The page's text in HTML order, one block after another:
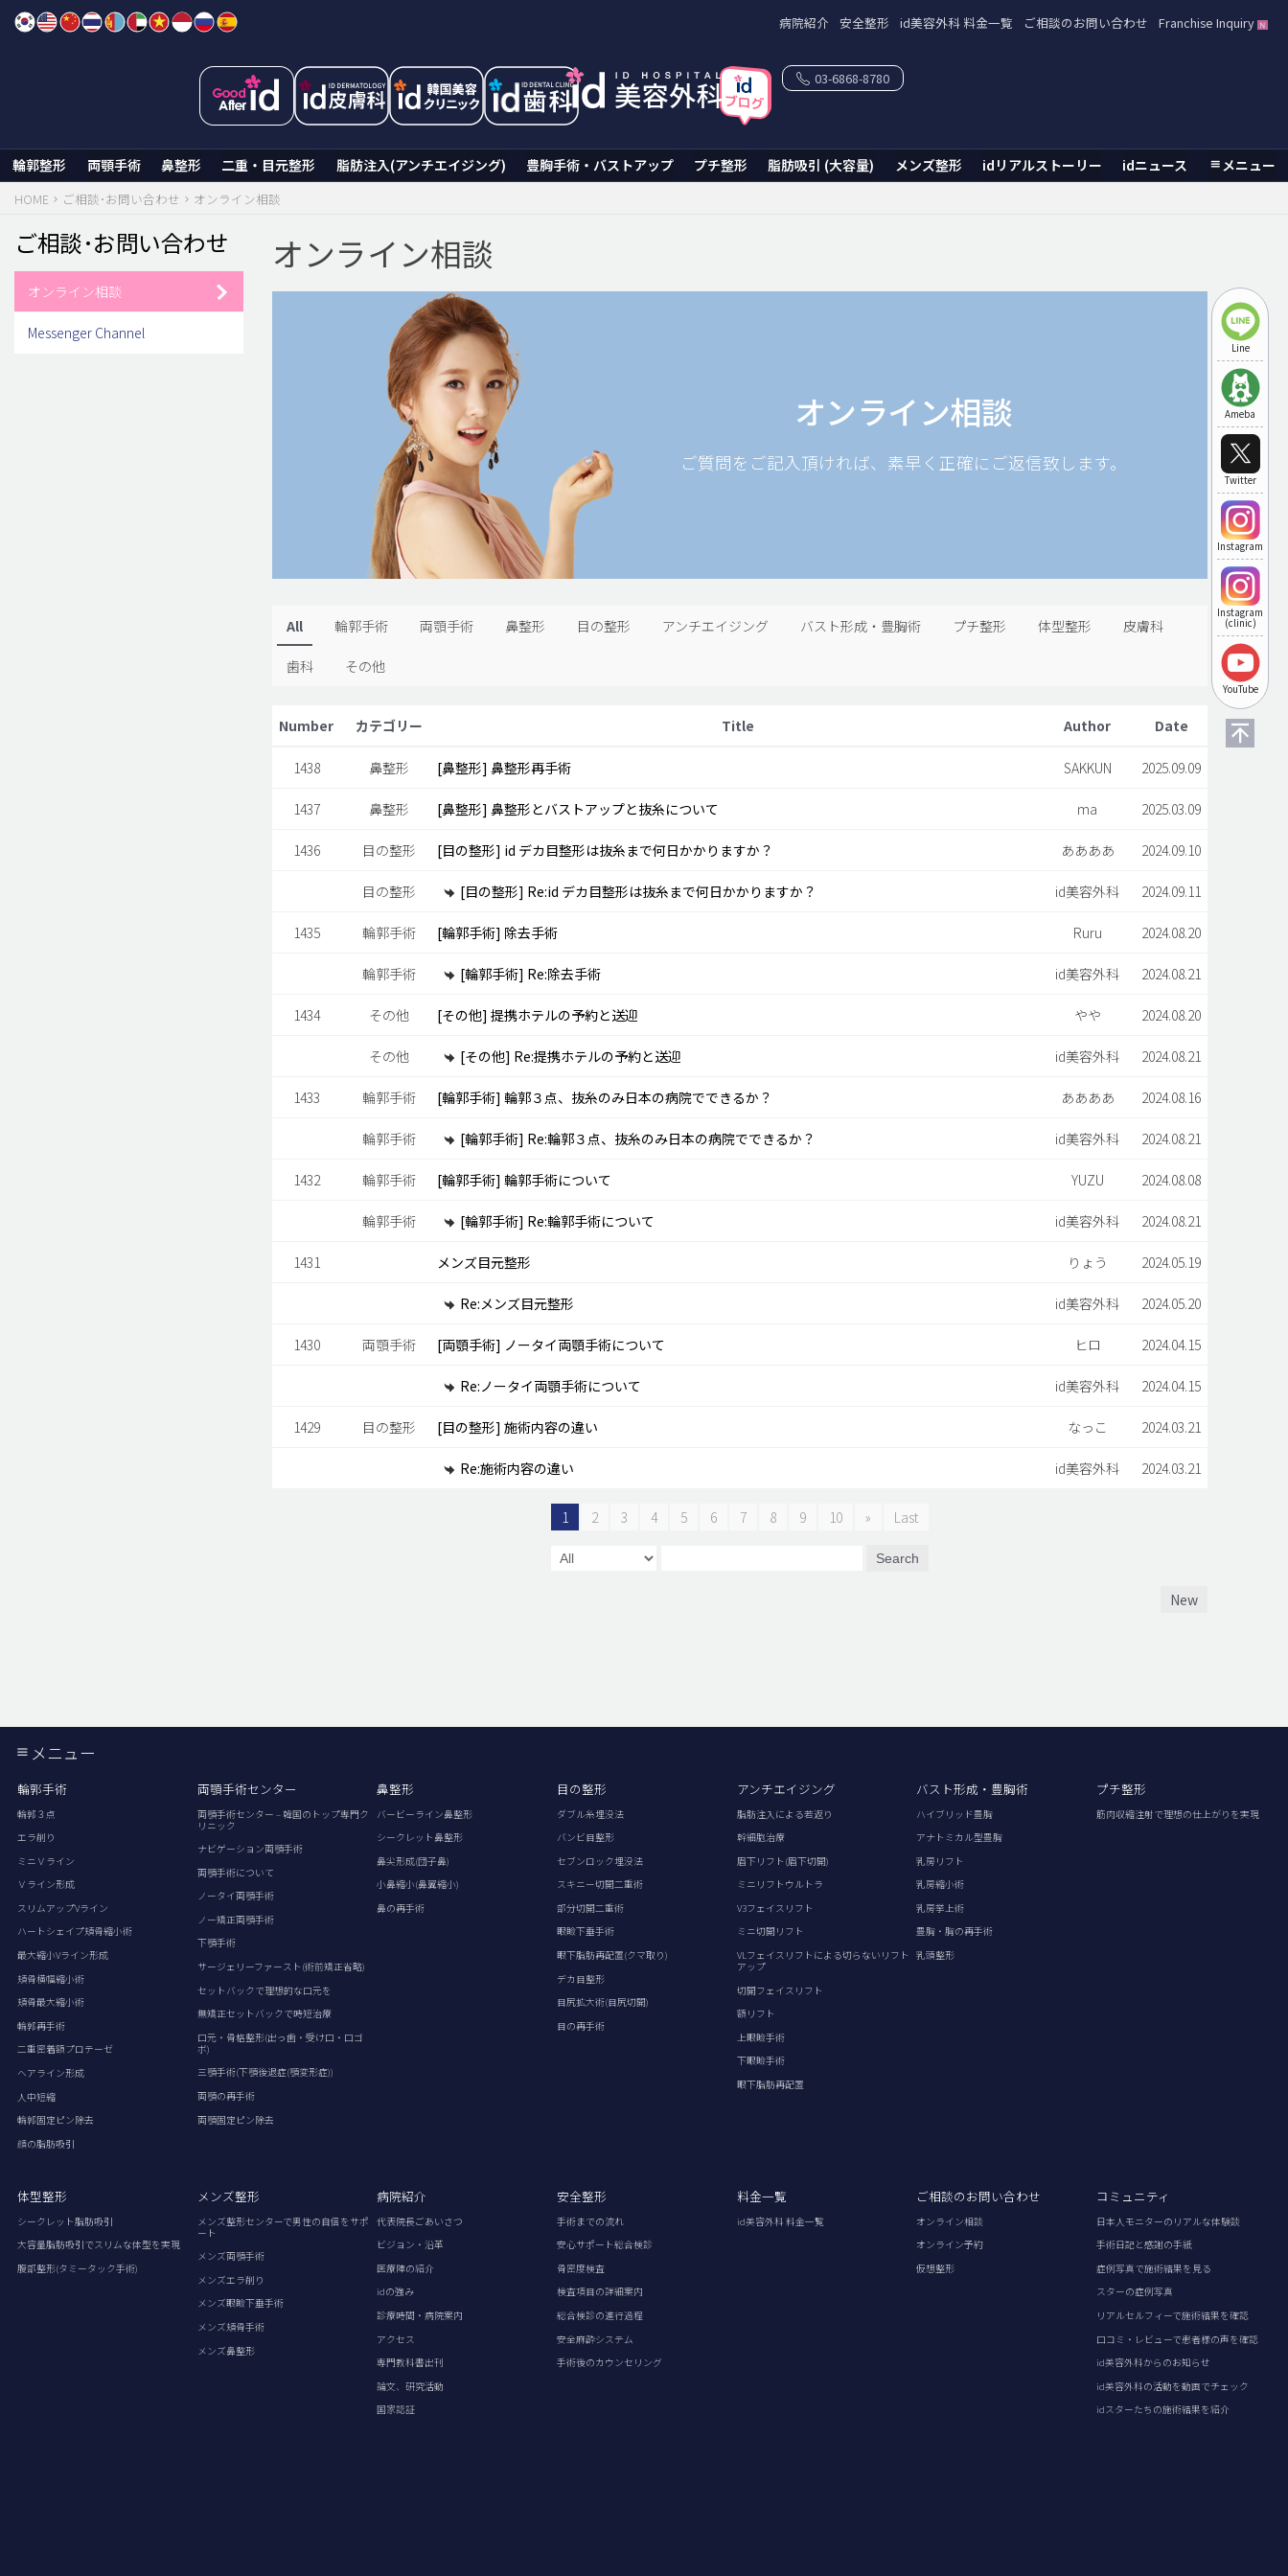
Skip
病院紹介 安全整形 id美容外科 料金一覧 ご相談のお問い合わせ Franchise Inquiry
輪郭整形 両顎手術 鼻整形 二重・目元整形 脂肪注入(アンチエイジング) 豊胸手術・バストアップ プチ整形 脂肪吸引 (大容量) メンズ整形 idリアルストーリー idニュース メニュー
03-6868-8780
Line
Ameba
Twitter
Instagram
Instagram
(clinic)
YouTube
HOME ご相談･お問い合わせ オンライン相談
オンライン相談
オンライン相談
ご質問をご記入頂ければ、素早く正確にご返信致します。
All 輪郭手術 両顎手術 鼻整形 目の整形 アンチエイジング バスト形成・豊胸術 プチ整形 体型整形 皮膚科
歯科 その他
Number カテゴリー Title Author Date
1438 鼻整形 [鼻整形] 鼻整形再手術 SAKKUN 2025.09.09
1437 鼻整形 [鼻整形] 鼻整形とバストアップと抜糸について ma 2025.03.09
1436 目の整形 [目の整形] id デカ目整形は抜糸まで何日かかりますか？ ああああ 2024.09.10
目の整形 [目の整形] Re:id デカ目整形は抜糸まで何日かかりますか？ id美容外科 2024.09.11
1435 輪郭手術 [輪郭手術] 除去手術 Ruru 2024.08.20
輪郭手術 [輪郭手術] Re:除去手術 id美容外科 2024.08.21
1434 その他 [その他] 提携ホテルの予約と送迎 やや 2024.08.20
その他 [その他] Re:提携ホテルの予約と送迎 id美容外科 2024.08.21
1433 輪郭手術 [輪郭手術] 輪郭３点、抜糸のみ日本の病院でできるか？ ああああ 2024.08.16
輪郭手術 [輪郭手術] Re:輪郭３点、抜糸のみ日本の病院でできるか？ id美容外科 2024.08.21
1432 輪郭手術 [輪郭手術] 輪郭手術について YUZU 2024.08.08
輪郭手術 [輪郭手術] Re:輪郭手術について id美容外科 2024.08.21
1431 メンズ目元整形 りょう 2024.05.19
Re:メンズ目元整形 id美容外科 2024.05.20
1430 両顎手術 [両顎手術] ノータイ両顎手術について ヒロ 2024.04.15
Re:ノータイ両顎手術について id美容外科 2024.04.15
1429 目の整形 [目の整形] 施術内容の違い なっこ 2024.03.21
Re:施術内容の違い id美容外科 2024.03.21
1 2 3 4 5 6 7 8 9 10 » Last
Search
New
ご相談･お問い合わせ
オンライン相談
Messenger Channel
メニュー
輪郭手術
輪郭３点
エラ削り
ミニＶライン
Ｖライン形成
スリムアップVライン
ハートシェイプ頬骨縮小術
最大縮小Vライン形成
頬骨横幅縮小術
頬骨最大縮小術
輪郭再手術
二重密着額プロテーゼ
ヘアライン形成
人中短縮
輪郭固定ピン除去
顔の脂肪吸引
両顎手術センター
両顎手術センター – 韓国のトップ専門ク
リニック
ナビゲーション両顎手術
両顎手術について
ノータイ両顎手術
ノー矯正両顎手術
下顎手術
サージェリーファースト(術前矯正省略)
セットバックで理想的な口元を
無矯正セットバックで時短治療
口元・骨格整形(出っ歯・受け口・口ゴ
ボ)
三顎手術(下顎後退症(顎変形症))
両顎の再手術
両顎固定ピン除去
鼻整形
バービーライン鼻整形
シークレット鼻整形
鼻尖形成(団子鼻)
小鼻縮小(鼻翼縮小)
鼻の再手術
目の整形
ダブル糸埋没法
バンビ目整形
セブンロック埋没法
スキニー切開二重術
部分切開二重術
眼瞼下垂手術
眼下脂肪再配置(クマ取り)
デカ目整形
目尻拡大術(目尻切開)
目の再手術
アンチエイジング
脂肪注入による若返り
幹細胞治療
眉下リフト(眉下切開)
ミニリフトウルトラ
V3フェイスリフト
ミニ切開リフト
VLフェイスリフトによる切らないリフト
アップ
切開フェイスリフト
額リフト
上眼瞼手術
下眼瞼手術
眼下脂肪再配置
バスト形成・豊胸術
ハイブリッド豊胸
アナトミカル型豊胸
乳房リフト
乳房縮小術
乳房挙上術
豊胸・胸の再手術
乳頭整形
プチ整形
筋肉収縮注射で理想の仕上がりを実現
体型整形
シークレット脂肪吸引
大容量脂肪吸引でスリムな体型を実現
腹部整形(タミータック手術)
メンズ整形
メンズ整形センターで男性の自信をサポ
ート
メンズ両顎手術
メンズエラ削り
メンズ眼瞼下垂手術
メンズ頬骨手術
メンズ鼻整形
病院紹介
代表院長ごあいさつ
ビジョン・沿革
医療陣の紹介
idの強み
診療時間・病院案内
アクセス
専門教科書出刊
論文、研究活動
国家認証
安全整形
手術までの流れ
安心サポート総合検診
骨密度検査
検査項目の詳細案内
総合検診の進行過程
安全麻酔システム
手術後のカウンセリング
料金一覧
id美容外科 料金一覧
ご相談のお問い合わせ
オンライン相談
オンライン予約
仮想整形
コミュニティ
日本人モニターのリアルな体験談
手術日記と感謝の手紙
症例写真で施術結果を見る
スターの症例写真
リアルセルフィーで施術結果を確認
口コミ・レビューで患者様の声を確認
id美容外科からのお知らせ
id美容外科の活動を動画でチェック
idスターたちの施術結果を紹介